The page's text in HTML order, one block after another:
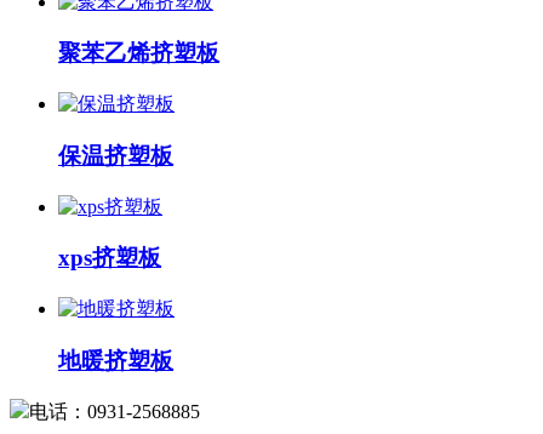
聚苯乙烯挤塑板
保温挤塑板
xps挤塑板
地暖挤塑板
电话：0931-2568885